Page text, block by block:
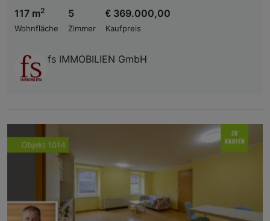
117 m2
Wohnfläche
5
Zimmer
€ 369.000,00
Kaufpreis
fs IMMOBILIEN GmbH